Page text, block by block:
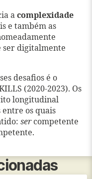
a complexidade
e também as
ser digitalmente
desafios é o
(2020-2023). Os
longitudinal
entre os quais
sercompetente